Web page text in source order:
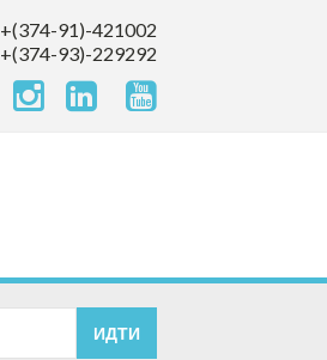
+(374-91)-421002
+(374-93)-229292